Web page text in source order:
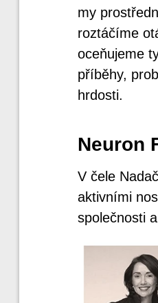
my
roztáčíme
oceňujeme
příběhy,
hrdosti.
Neuron
V čele
aktivními
společnosti